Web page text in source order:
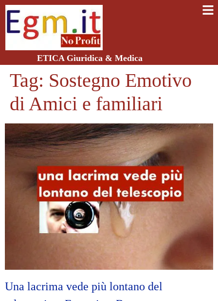
ETICA Giuridica & Medica
Tag: Sostegno Emotivo
di Amici e familiari
Una lacrima vede più lontano del